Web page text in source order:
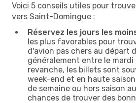
Voici 5 conseils utiles pour
vers Saint-Domingue :
Réservez les jours les
les plus favorables pour
d'avion pas chers au départ
généralement entre le mardi
revanche, les billets sont
week-end et en haute
de semaine ou hors saison
chances de trouver des